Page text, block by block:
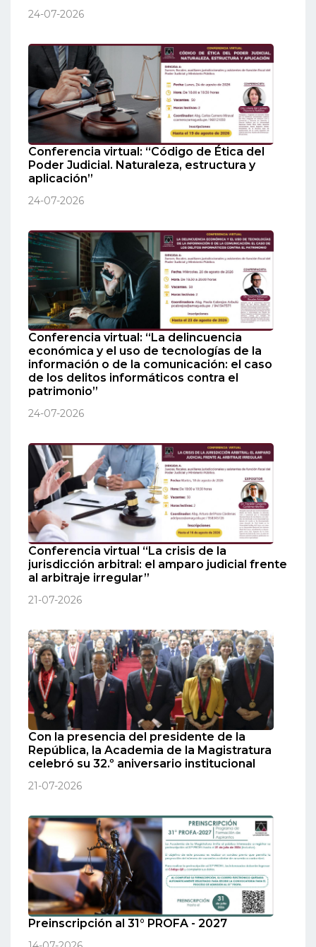
24-07-2026
Conferencia virtual: “Código de Ética del
Poder Judicial. Naturaleza, estructura y
aplicación”
24-07-2026
Conferencia virtual: “La delincuencia
económica y el uso de tecnologías de la
información o de la comunicación: el caso
de los delitos informáticos contra el
patrimonio”
24-07-2026
Conferencia virtual “La crisis de la
jurisdicción arbitral: el amparo judicial frente
al arbitraje irregular”
21-07-2026
Con la presencia del presidente de la
República, la Academia de la Magistratura
celebró su 32.º aniversario institucional
21-07-2026
Preinscripción al 31° PROFA - 2027